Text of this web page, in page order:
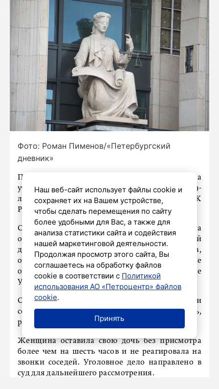
Фото: Роман Пименов/«Петербургский
дневник»
Прокуратура Красногвардейского района
утвердила обвинительный акт в отношении 39-
летней женщины. Её обвиняют по статье 125 УК
РФ (оставление в опасности).
Согласно версии следствия, 16 июня 2024 года
обвиняемая, игнорируя потребности своей
дочери, не достигшей двухлетнего возраста,
оставила её без присмотра в закрытой комнате
одной из коммунальных квартир на проспекте
Ударников и ушла по делам в магазины.
Соседи, услышав плач ребёнка, вызвали
собственника комнаты, который открыл дверь,
ребёнка передали медикам.
Женщина оставила свою дочь без присмотра
более чем на шесть часов и не реагировала на
звонки соседей. Уголовное дело направлено в
суд для дальнейшего рассмотрения.
Наш веб-сайт использует файлы cookie и
сохраняет их на Вашем устройстве,
чтобы сделать перемещения по сайту
более удобными для Вас, а также для
анализа статистики сайта и содействия
нашей маркетинговой деятельности.
Продолжая просмотр этого сайта, Вы
соглашаетесь на обработку файлов
cookie в соответствии с Политикой
использования АО «Петроцентр» файлов
cookie.
Принять